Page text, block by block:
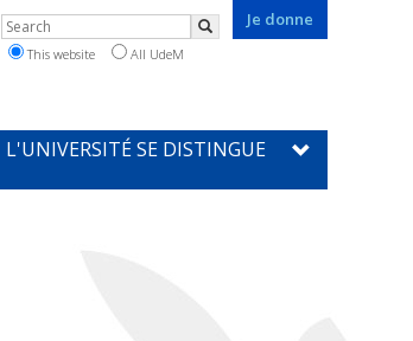
Je donne
Rechercher
Search
This website All UdeM
L'UNIVERSITÉ SE DISTINGUE